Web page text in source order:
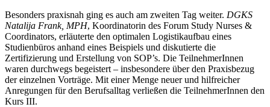
Besonders praxisnah ging es auch am zweiten Tag weiter. DGKS
Natalija Frank, MPH, Koordinatorin des Forum Study Nurses &
Coordinators, erläuterte den optimalen Logistikaufbau eines
Studienbüros anhand eines Beispiels und diskutierte die
Zertifizierung und Erstellung von SOP’s. Die TeilnehmerInnen
waren durchwegs begeistert – insbesondere über den Praxisbezug
der einzelnen Vorträge. Mit einer Menge neuer und hilfreicher
Anregungen für den Berufsalltag verließen die TeilnehmerInnen den
Kurs III.